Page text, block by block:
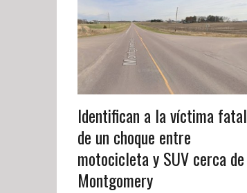
Identifican a la víctima fatal
de un choque entre
motocicleta y SUV cerca de
Montgomery